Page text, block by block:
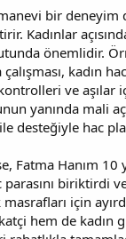
bir deneyim
Kadınlar
önemlidir.
kadın
ve aşılar
yanında mali
desteğiyle hac
Fatma Hanım 10
biriktirdi
için
hem de kadın